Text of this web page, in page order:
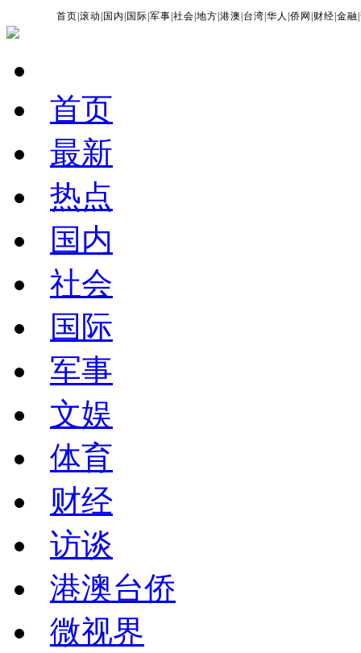
首页 |滚动 国内 国际 |军事 |社会 |地方 |港澳 台湾 |华人 |侨网 财经 |金融 |
首页
最新
热点
国内
社会
国际
军事
文娱
体育
财经
访谈
港澳台侨
微视界